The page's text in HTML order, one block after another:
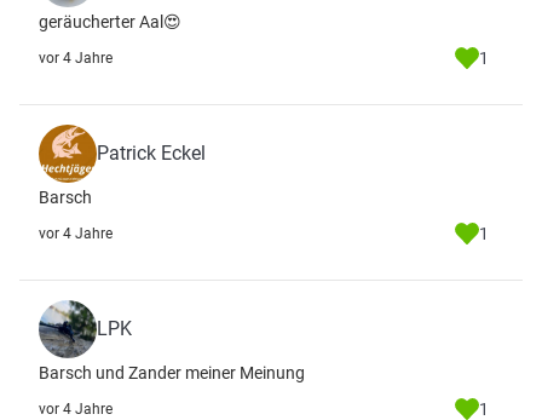
geräucherter Aal😍
vor 4 Jahre 1
Patrick Eckel
Barsch
vor 4 Jahre 1
LPK
Barsch und Zander meiner Meinung
vor 4 Jahre 1